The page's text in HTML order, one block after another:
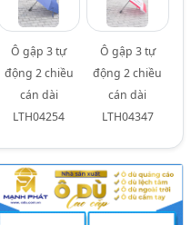
Ô gập 3 tự
động 2 chiều
cán dài
LTH04254
Ô gập 3 tự
động 2 chiều
cán dài
LTH04347